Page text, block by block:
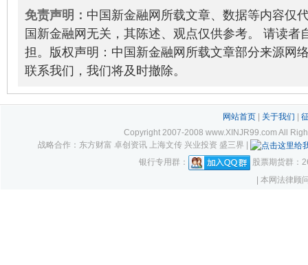
免责声明： 中国新金融网所载文章、数据等内容仅
国新金融网无关，其陈述、观点仅供参考。 请读者
担。版权声明：中国新金融网所载文章部分来源网
联系我们，我们将及时撤除。
网站首页| 关于我们
Copyright 2007-2008 www.XINJR99.com All
战略合作：东方财富 卓创资讯 上海文传 兴业投资 盛三界 |
银行专用群：
股票期货群：
| 本网法律顾